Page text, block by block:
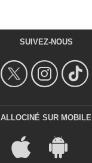
SUIVEZ-NOUS
ALLOCINÉ SUR MOBILE